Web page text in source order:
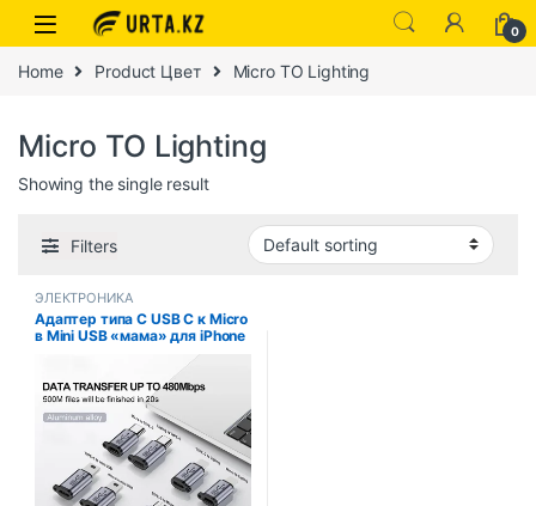
0
Home Product Цвет Micro TO Lighting
Micro TO Lighting
Showing the single result
Filters
ЭЛЕКТРОНИКА
Адаптер типа C USB C к Micro
в Mini USB «мама» для iPhone
Адаптер для зарядного
устройства Lightning «папа»